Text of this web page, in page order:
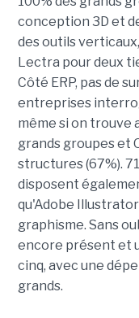
conception 3D et
des outils
Lectra pour deux
Côté ERP, pas de
entreprises
même si on trouve
grands groupes et
structures (67%).
disposent
qu'Adobe
graphisme. Sans
encore présent et
cinq, avec une
grands.